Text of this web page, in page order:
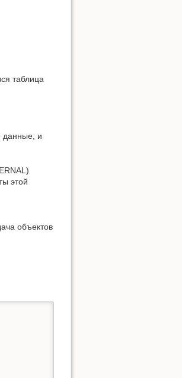
таблица
данные, и
этой
объектов